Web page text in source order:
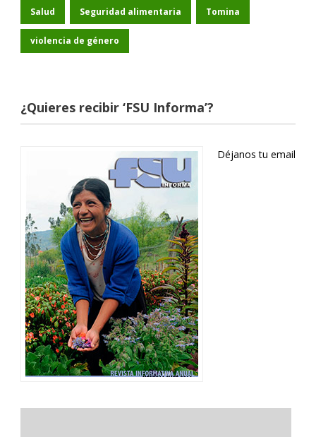
Salud Seguridad alimentaria Tomina
violencia de género
¿Quieres recibir ‘FSU Informa’?
Déjanos tu email